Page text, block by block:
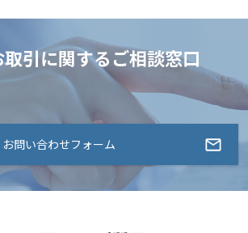
引に関するご相談窓口
お問い合わせフォーム